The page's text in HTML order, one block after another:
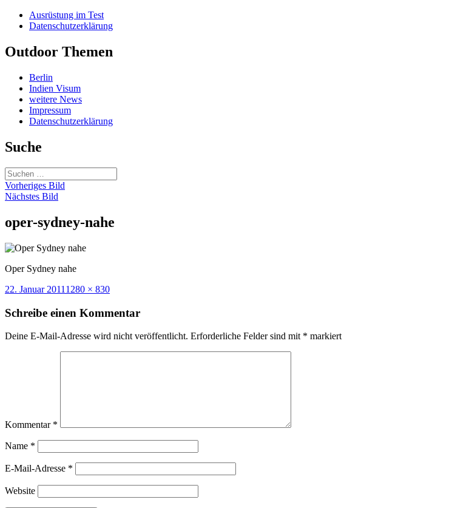
Ausrüstung im Test
Datenschutzerklärung
Outdoor Themen
Berlin
Indien Visum
weitere News
Impressum
Datenschutzerklärung
Suche
Suchen
nach:
Vorheriges Bild
Nächstes Bild
oper-sydney-nahe
Oper Sydney nahe
Veröffentlicht
22. Januar 2011 Volle
1280 × 830
Schreibe einen Kommentar
Deine E-Mail-Adresse wird nicht veröffentlicht. Erforderliche Felder sind mit * markiert
Kommentar *
Name *
E-Mail-Adresse *
Website